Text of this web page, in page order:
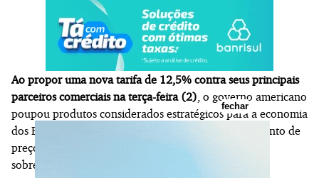
Ao propor uma nova tarifa de 12,5% contra seus principais
parceiros comerciais na terça-feira (2), o governo americano
poupou produtos considerados estratégicos para a economia
dos Estados Unidos ou que poderiam provocar aumento de
preços e problemas de abastecimento caso fossem
sobretaxados.
fechar